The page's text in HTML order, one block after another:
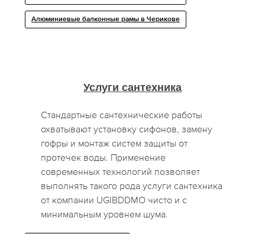
Алюминиевые балконные рамы в Черикове
Услуги сантехника
Стандартные сантехнические работы
охватывают установку сифонов, замену
гофры и монтаж систем защиты от
протечек воды. Применение
современных технологий позволяет
выполнять такого рода услуги сантехника
от компании UGIBDDMO чисто и с
минимальным уровнем шума.